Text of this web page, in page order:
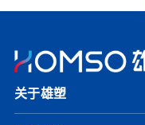
关于雄塑